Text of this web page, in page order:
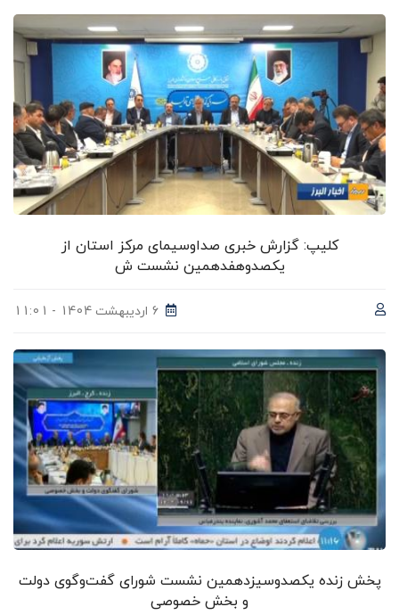
کلیپ: گزارش خبری صداوسیمای مرکز استان از
یکصدوهفدهمین نشست ش
6 اردیبهشت 1404 - 11:01
پخش زنده یکصدوسیزدهمین نشست شورای گفت‌وگوی دولت
و بخش خصوصی